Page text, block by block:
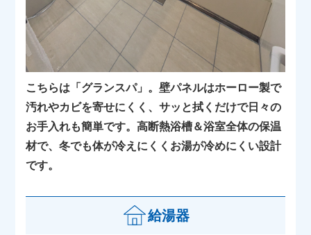
こちらは「グランスパ」。壁パネルはホーロー製で
汚れやカビを寄せにくく、サッと拭くだけで日々の
お手入れも簡単です。高断熱浴槽＆浴室全体の保温
材で、冬でも体が冷えにくくお湯が冷めにくい設計
です。
給湯器